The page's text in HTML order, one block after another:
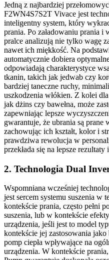
Jedną z najbardziej
F2WN4S7S2T Vivace jest
inteligentny system, który
prania. Po załadowaniu prania
pralce analizują nie tylko wagę
nawet ich miękkość. Na
automatycznie dobiera
odpowiadają charakterystyce
tkanin, takich jak jedwab czy
bardziej taneczne ruchy,
uszkodzenia włókien. Z kolei
jak dżins czy bawełna, może
zapewniając lepsze
gwarantuje, że ubrania są
zachowując ich kształt, kolor i
prawdziwa rewolucja w
przekłada się na lepsze
2. Technologia Dual
Wspomniana wcześniej
jest sercem systemu suszenia w
kontekście prania, często pełni
suszenia, lub w kontekście
urządzenia, jeśli jest to model
kontekście jej zastosowania
pomp ciepła wpływające na
urządzenia. W kontekście